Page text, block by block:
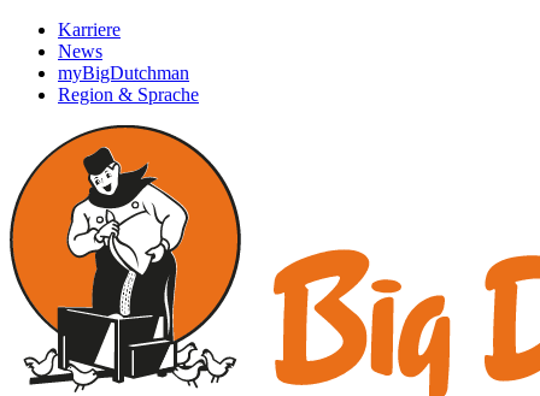
Karriere
News
myBigDutchman
Region & Sprache